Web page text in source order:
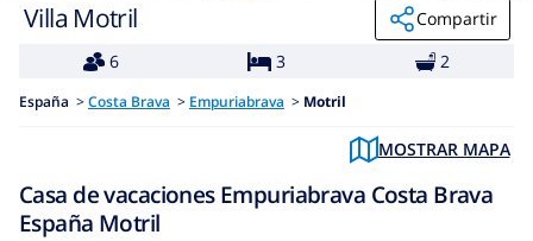
Villa Motril
Compartir
6
3 2
España > Costa Brava > Empuriabrava > Motril
MOSTRAR MAPA
Casa de vacaciones Empuriabrava Costa Brava
España Motril